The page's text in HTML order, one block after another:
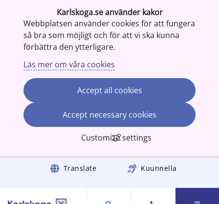
Karlskoga.se använder kakor
Webbplatsen använder cookies för att fungera
så bra som möjligt och för att vi ska kunna
förbättra den ytterligare.
Läs mer om våra cookies
Accept all cookies
Accept necessary cookies
Customize settings
Gå till innehåll Translate Kuunnella